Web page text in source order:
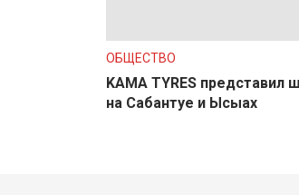
ОБЩЕСТВО
KAMA TYRES представил
на Сабантуе и Ысыах